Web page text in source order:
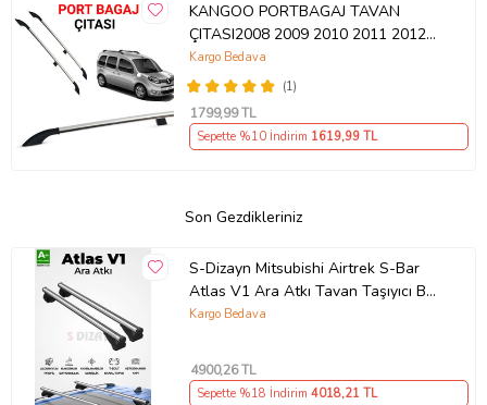
KANGOO PORTBAGAJ TAVAN
ÇITASI2008 2009 2010 2011 2012
2013 2014 2015 2016 2017 2018
2019 2020
(1)
Kargo Bedava
1799,99 TL
Sepette %10 İndirim 1619,99 TL
Son Gezdikleriniz
S-Dizayn Mitsubishi Airtrek S-Bar
Atlas V1 Ara Atkı Tavan Taşıyıcı Barı
Gri 130 Cm 2001-2008 A+ Kalite
Kargo Bedava
4900,26 TL
Sepette %18 İndirim 4018,21 TL